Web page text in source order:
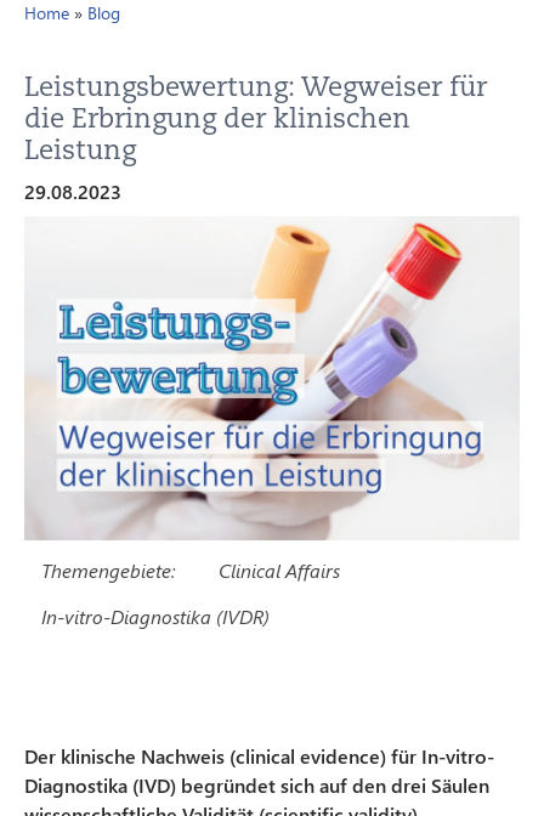
Home » Blog
Leistungsbewertung: Wegweiser für
die Erbringung der klinischen
Leistung
29.08.2023
Themengebiete:
Clinical Affairs
In-vitro-Diagnostika (IVDR)
Der klinische Nachweis (clinical evidence) für In-vitro-
Diagnostika (IVD) begründet sich auf den drei Säulen